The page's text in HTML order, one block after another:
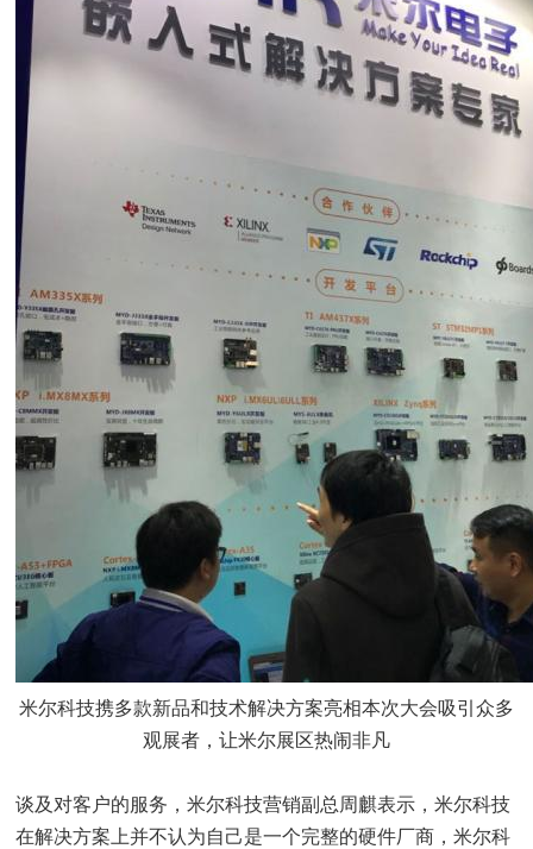
米尔科技携多款新品和技术解决方案亮相本次大会吸引众多
观展者，让米尔展区热闹非凡
谈及对客户的服务，米尔科技营销副总周麒表示，米尔科技
在解决方案上并不认为自己是一个完整的硬件厂商，米尔科